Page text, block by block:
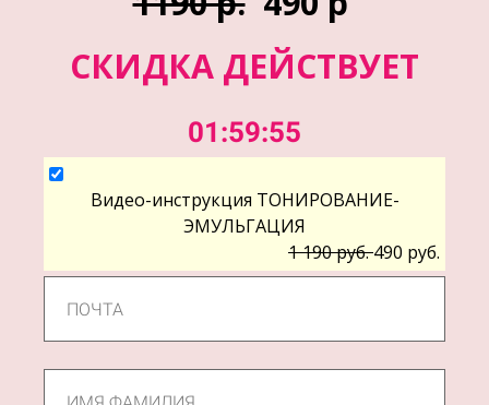
СКИДКА ДЕЙСТВУЕТ
01:59:55
Видео-инструкция ТОНИРОВАНИЕ-
ЭМУЛЬГАЦИЯ
1 190 руб.490 руб.